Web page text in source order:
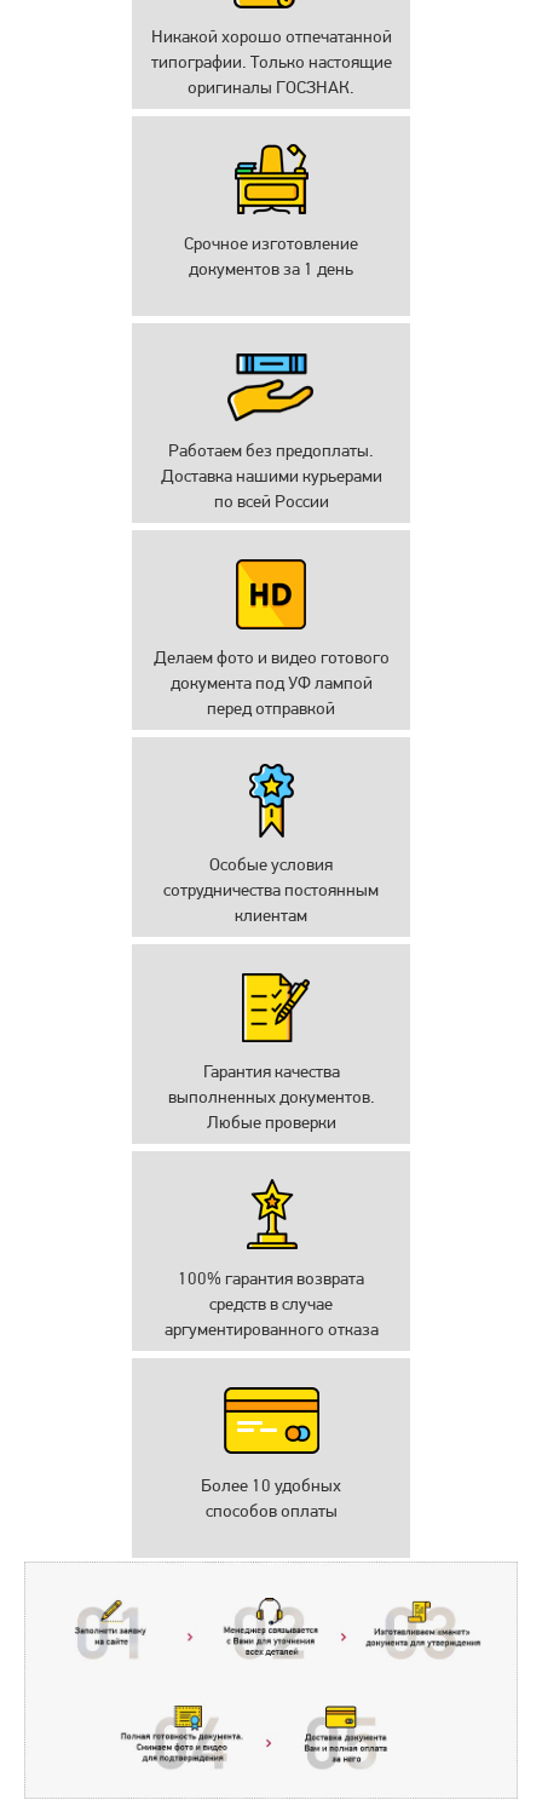
Никакой хорошо отпечатанной
типографии. Только настоящие
оригиналы ГОСЗНАК.
Срочное изготовление
документов за 1 день
Работаем без предоплаты.
Доставка нашими курьерами
по всей России
Делаем фото и видео готового
документа под УФ лампой
перед отправкой
Особые условия
сотрудничества постоянным
клиентам
Гарантия качества
выполненных документов.
Любые проверки
100% гарантия возврата
средств в случае
аргументированного отказа
Более 10 удобных
способов оплаты